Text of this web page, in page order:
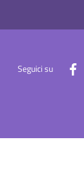
Seguici su